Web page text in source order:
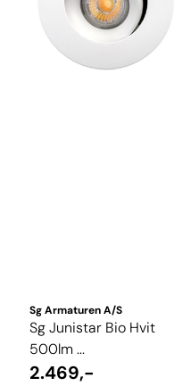
Sg Armaturen A/S
Sg Junistar Bio Hvit
500lm ...
2.469,-